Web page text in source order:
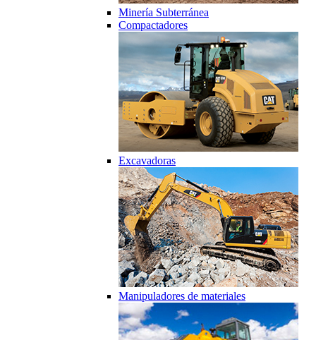
Minería Subterránea
Compactadores
Excavadoras
Manipuladores de materiales